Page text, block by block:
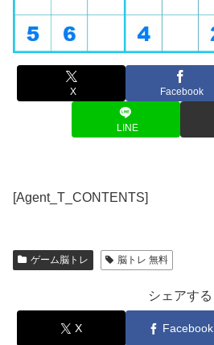
X Facebook
LINE
[Agent_T_CONTENTS]
ゲーム脳トレ 脳トレ 無料
シェアする
X Facebook